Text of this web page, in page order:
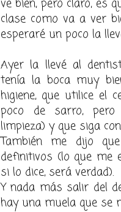
clase como va a ver
esperaré un poco la
Ayer la llevé al
tenía la boca muy
higiene, que utilice el
poco de sarro,
limpieza) y que siga
También me dijo
definitivos (lo que me
si lo dice, será verdad).
Y nada más salir del
hay una muela que se